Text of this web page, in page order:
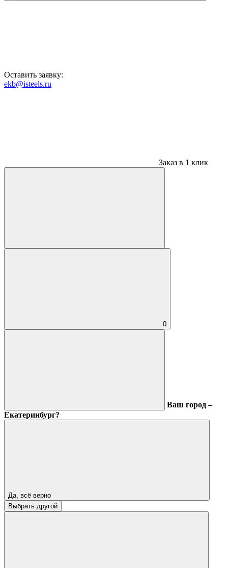
Оставить заявку:
ekb@isteels.ru
Заказ в 1 клик
0
Ваш город –
Екатеринбург?
Да, всё верно
Выбрать другой